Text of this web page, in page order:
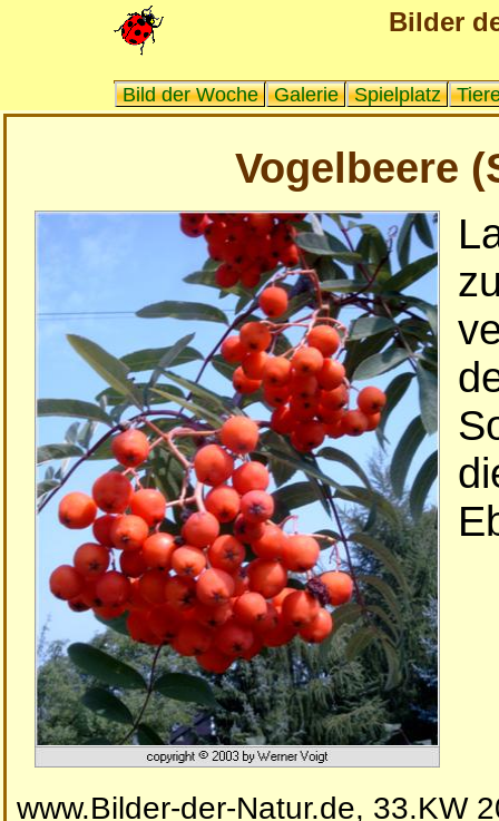
Bilder
Bild der Woche Galerie Spielplatz
Vogelbeere
www.Bilder-der-Natur.de, 33.KW